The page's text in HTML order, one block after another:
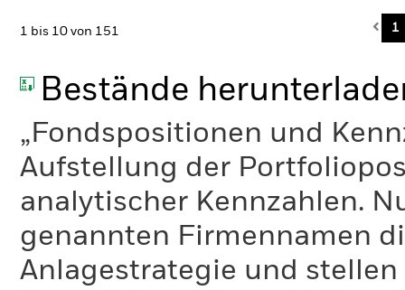
1 bis 10 von 151 1
Bestände
„Fondspositionen und
Aufstellung der
analytischer Kennzahlen.
genannten Firmennamen
Anlagestrategie und